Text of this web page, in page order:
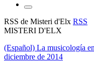
RSS de Misteri d'Elx RSS
MISTERI D'ELX
(Español) La musicología
diciembre de 2014